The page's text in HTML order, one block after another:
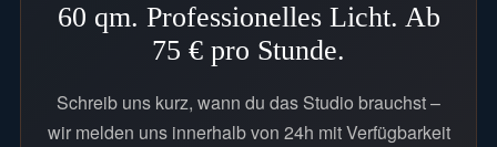
60 qm. Professionelles Licht. Ab
75 € pro Stunde.
Schreib uns kurz, wann du das Studio brauchst –
wir melden uns innerhalb von 24h mit Verfügbarkeit